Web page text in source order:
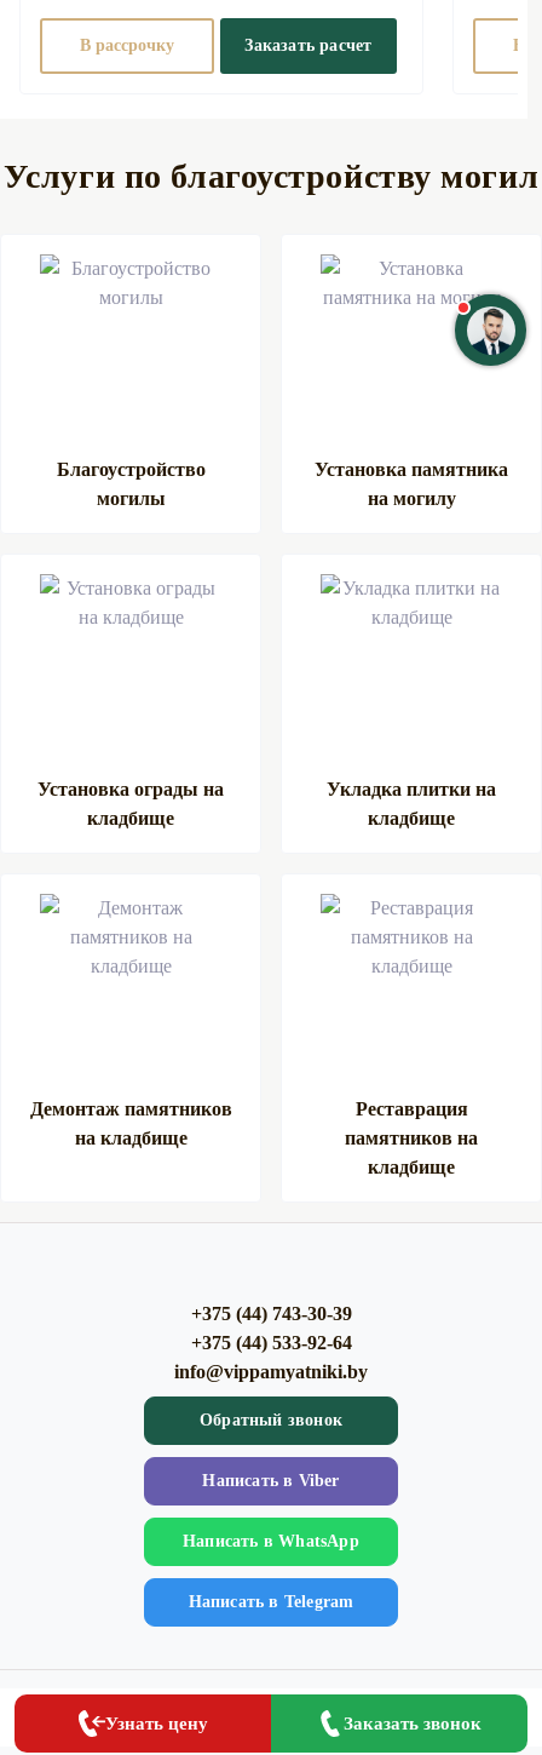
В рассрочку Заказать расчет В
Услуги по благоустройству могил
Благоустройство
могилы
Установка памятника
на могилу
Установка ограды на
кладбище
Укладка плитки на
кладбище
Демонтаж памятников
на кладбище
Реставрация
памятников на
кладбище
+375 (44) 743-30-39
+375 (44) 533-92-64
info@vippamyatniki.by
Обратный звонок
Напиcать в Viber
Напиcать в WhatsApp
Напиcать в Telegram
Клиентам
О компании
Популярное
Памятники на могилу
Узнать цену Заказать звонок